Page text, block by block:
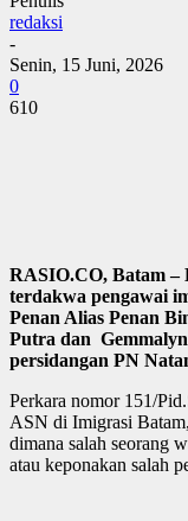
redaksi
-
Senin, 15 Juni, 2026
0
610
RASIO.CO, Batam –
terdakwa pengawai
Penan Alias Penan
Putra dan
persidangan PN
Perkara nomor 151/
ASN di Imigrasi
dimana salah seorang
atau keponakan salah